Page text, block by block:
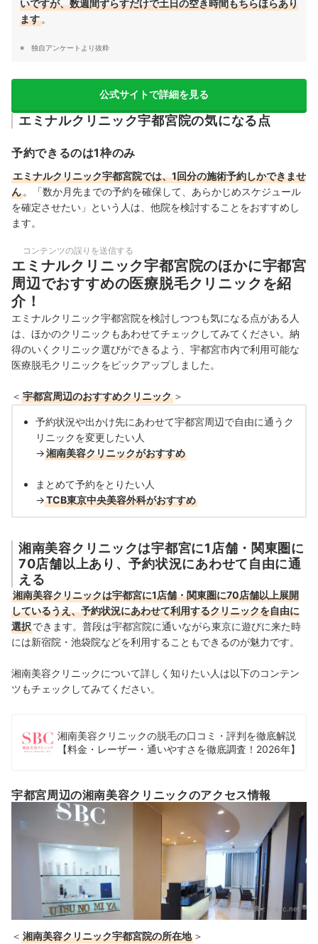
いですが、数週間ずらすだけで土日の空き時間もちらほらあり
ます 。
独自アンケートより抜粋
公式サイトで詳細を見る
エミナルクリニック宇都宮院の気になる点
予約できるのは1枠のみ
エミナルクリニック宇都宮院では、1回分の施術予約しかできませ
ん 。「数か月先までの予約を確保して、あらかじめスケジュール
を確定させたい」という人は、他院を検討することをおすすめし
ます。
コンテンツの誤りを送信する
エミナルクリニック宇都宮院のほかに宇都宮
周辺でおすすめの医療脱毛クリニックを紹
介！
エミナルクリニック宇都宮院を検討しつつも気になる点がある人
は、ほかのクリニックもあわせてチェックしてみてください。納
得のいくクリニック選びができるよう、宇都宮市内で利用可能な
医療脱毛クリニックをピックアップしました。
＜ 宇都宮周辺のおすすめクリニック ＞
予約状況や出かけ先にあわせて宇都宮周辺で自由に通うク
リニックを変更したい人
→湘南美容クリニックがおすすめ
まとめて予約をとりたい人
→TCB東京中央美容外科がおすすめ
湘南美容クリニックは宇都宮に1店舗・関東圏に
70店舗以上あり、予約状況にあわせて自由に通
える
湘南美容クリニックは宇都宮に1店舗・関東圏に70店舗以上展開
しているうえ、予約状況にあわせて利用するクリニックを自由に
選択できます。普段は宇都宮院に通いながら東京に遊びに来た時
には新宿院・池袋院などを利用することもできるのが魅力です。
湘南美容クリニックについて詳しく知りたい人は以下のコンテン
ツもチェックしてみてください。
湘南美容クリニックの脱毛の口コミ・評判を徹底解説
【料金・レーザー・通いやすさを徹底調査！2026年】
宇都宮周辺の湘南美容クリニックのアクセス情報
出典： s-b-c.net
＜ 湘南美容クリニック宇都宮院の所在地 ＞